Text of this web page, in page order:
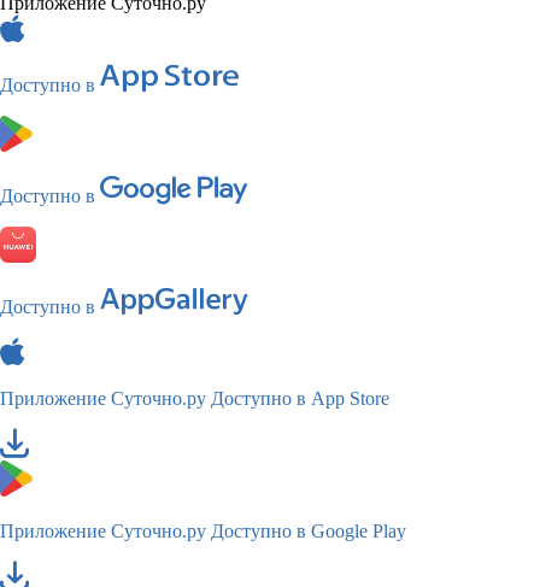
Доступно в
Доступно в
Доступно в
Приложение Суточно.ру Доступно в App Store
Приложение Суточно.ру Доступно в Google Play